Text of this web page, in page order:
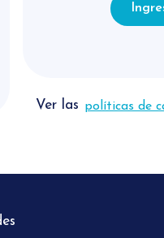
Viernes 21 de
Lunes 24 de
Ver las políticas de